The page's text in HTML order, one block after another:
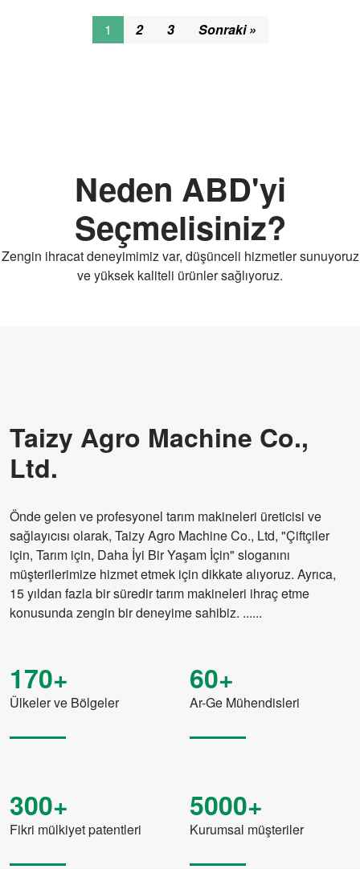
1 2 3 Sonraki »
Neden ABD'yi
Seçmelisiniz?
Zengin ihracat deneyimimiz var, düşünceli hizmetler sunuyoruz
ve yüksek kaliteli ürünler sağlıyoruz.
Taizy Agro Machine Co.,
Ltd.
Önde gelen ve profesyonel tarım makineleri üreticisi ve
sağlayıcısı olarak, Taizy Agro Machine Co., Ltd, "Çiftçiler
için, Tarım için, Daha İyi Bir Yaşam İçin" sloganını
müşterilerimize hizmet etmek için dikkate alıyoruz. Ayrıca,
15 yıldan fazla bir süredir tarım makineleri ihraç etme
konusunda zengin bir deneyime sahibiz. ......
170+
Ülkeler ve Bölgeler
60+
Ar-Ge Mühendisleri
300+
Fikri mülkiyet patentleri
5000+
Kurumsal müşteriler